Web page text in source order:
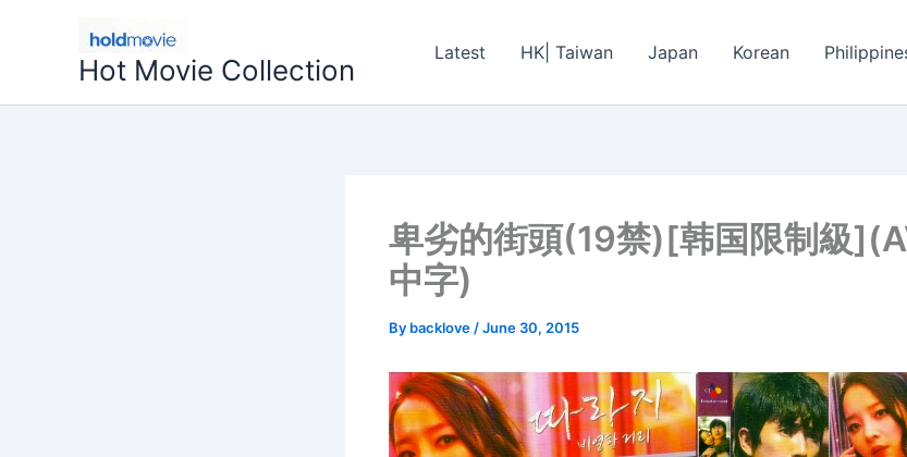
Hot Movie Collection
Latest HK| Taiwan Japan Korean
卑劣的街頭(19禁)[韩国限制級
中字)
By backlove /June 30, 2015